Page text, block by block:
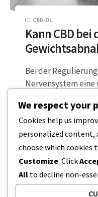
CBD-ÖL
Kann CBD bei
Bei der
Nervensystem eine
Energie…
3 MINUTEN LESEZEIT
We respect your
Cookies help us
personalized content,
choose which cookies
Customize. Click
All to decline non-